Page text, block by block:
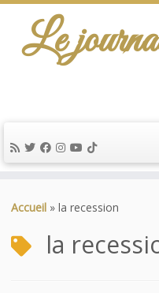
au
Le
Accueil » la recession
la